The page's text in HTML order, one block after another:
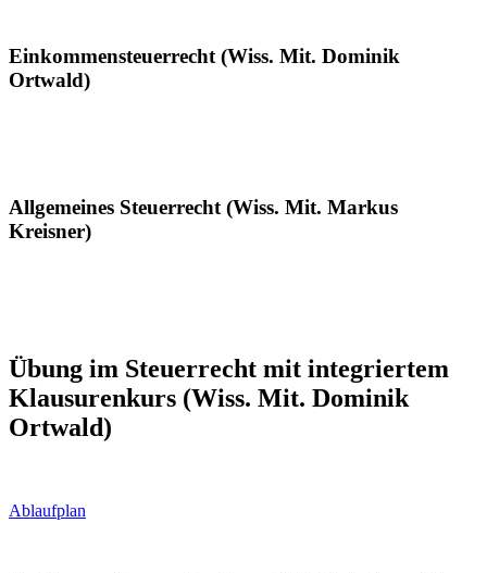
Einkommensteuerrecht (Wiss. Mit. Dominik
Ortwald)
Allgemeines Steuerrecht (Wiss. Mit. Markus
Kreisner)
Übung im Steuerrecht mit integriertem
Klausurenkurs (Wiss. Mit. Dominik
Ortwald)
Ablaufplan